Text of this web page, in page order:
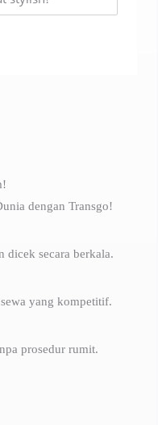
dengan Transgo!
dicek secara berkala.
yang kompetitif.
prosedur rumit.